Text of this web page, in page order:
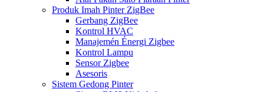
Produk Imah Pinter ZigBee
Gerbang ZigBee
Kontrol HVAC
Manajemén Énergi Zigbee
Kontrol Lampu
Sensor Zigbee
Asesoris
Sistem Gedong Pinter